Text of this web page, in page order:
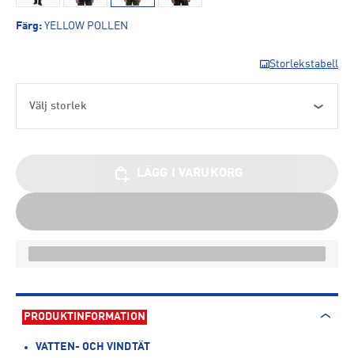
Färg: YELLOW POLLEN
Storlekstabell
Välj storlek
PRODUKTINFORMATION
VATTEN- OCH VINDTÄT